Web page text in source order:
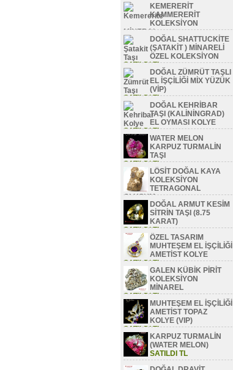
KEMERERİT
KAMMERERİT
KOLEKSİYON
MİNERAL
SATILDI TLDOĞAL SHATTUCKİTE
(ŞATAKİT ) MİNARELİ
ÖZEL KOLEKSİYON
SATILDI TL
DOĞAL ZÜMRÜT TAŞLI
EL İŞÇİLİĞİ MİX YÜZÜK
(VİP)
SATILDI TL
DOĞAL KEHRİBAR
TAŞI (KALİNİNGRAD)
EL OYMASI KOLYE
SATILDI TL
WATER MELON
KARPUZ TURMALİN
TAŞI
SATILDI TL
LÖSİT DOĞAL KAYA
KOLEKSİYON
TETRAGONAL
OLUŞUM
SATILDI TLDOĞAL ARMUT KESİM
SİTRİN TAŞI (8.75
KARAT)
SATILDI TL
ÖZEL TASARIM
MUHTEŞEM EL İŞÇİLİĞİ
AMETİST KOLYE
SATILDI TL
GALEN KÜBİK PİRİT
KOLEKSİYON
MİNAREL
SATILDI TL
MUHTEŞEM EL İŞÇİLİĞİ
AMETİST TOPAZ
KOLYE (VIP)
SATILDI TL
KARPUZ TURMALİN
(WATER MELON)
SATILDI TL